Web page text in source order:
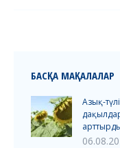
БАСҚА МАҚАЛАЛАР
Азық-